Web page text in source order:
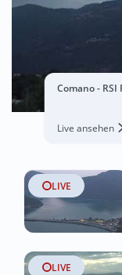
Comano - RSI
Live ansehen
LIVE
LIVE